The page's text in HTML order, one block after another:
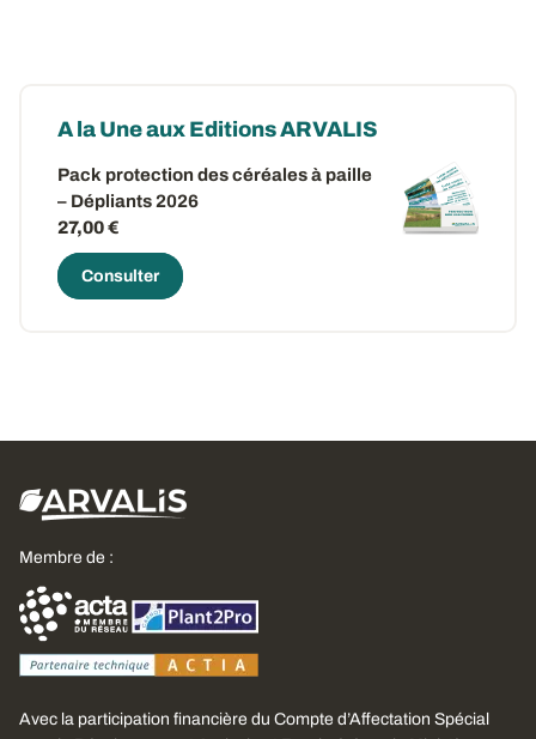
A la Une aux Editions ARVALIS
Pack protection des céréales à paille
– Dépliants 2026
27,00 €
Consulter
Membre de :
Avec la participation financière du Compte d’Affectation Spécial